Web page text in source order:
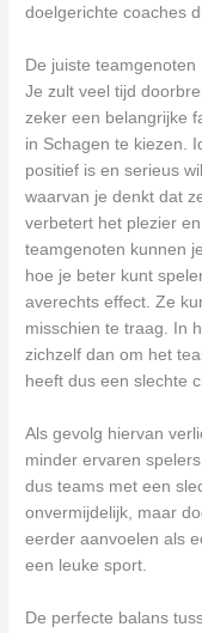
doelgerichte coaches
De juiste teamgenoten
Je zult veel tijd
zeker een belangrijke
in Schagen te kiezen.
positief is en serieus
waarvan je denkt dat
verbetert het plezier
teamgenoten kunnen
hoe je beter kunt
averechts effect. Ze
misschien te traag. In
zichzelf dan om het
heeft dus een slechte
Als gevolg hiervan
minder ervaren
dus teams met een
onvermijdelijk, maar
eerder aanvoelen als
een leuke sport.
De perfecte balans